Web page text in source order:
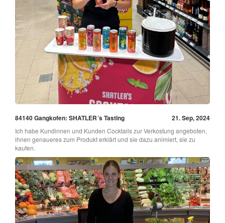
84140 Gangkofen: SHATLER´s Tasting 21. Sep, 2024
Ich habe Kundinnen und Kunden Cocktails zur Verkostung angeboten,
ihnen genaueres zum Produkt erklärt und sie dazu animiert, sie zu
kaufen.